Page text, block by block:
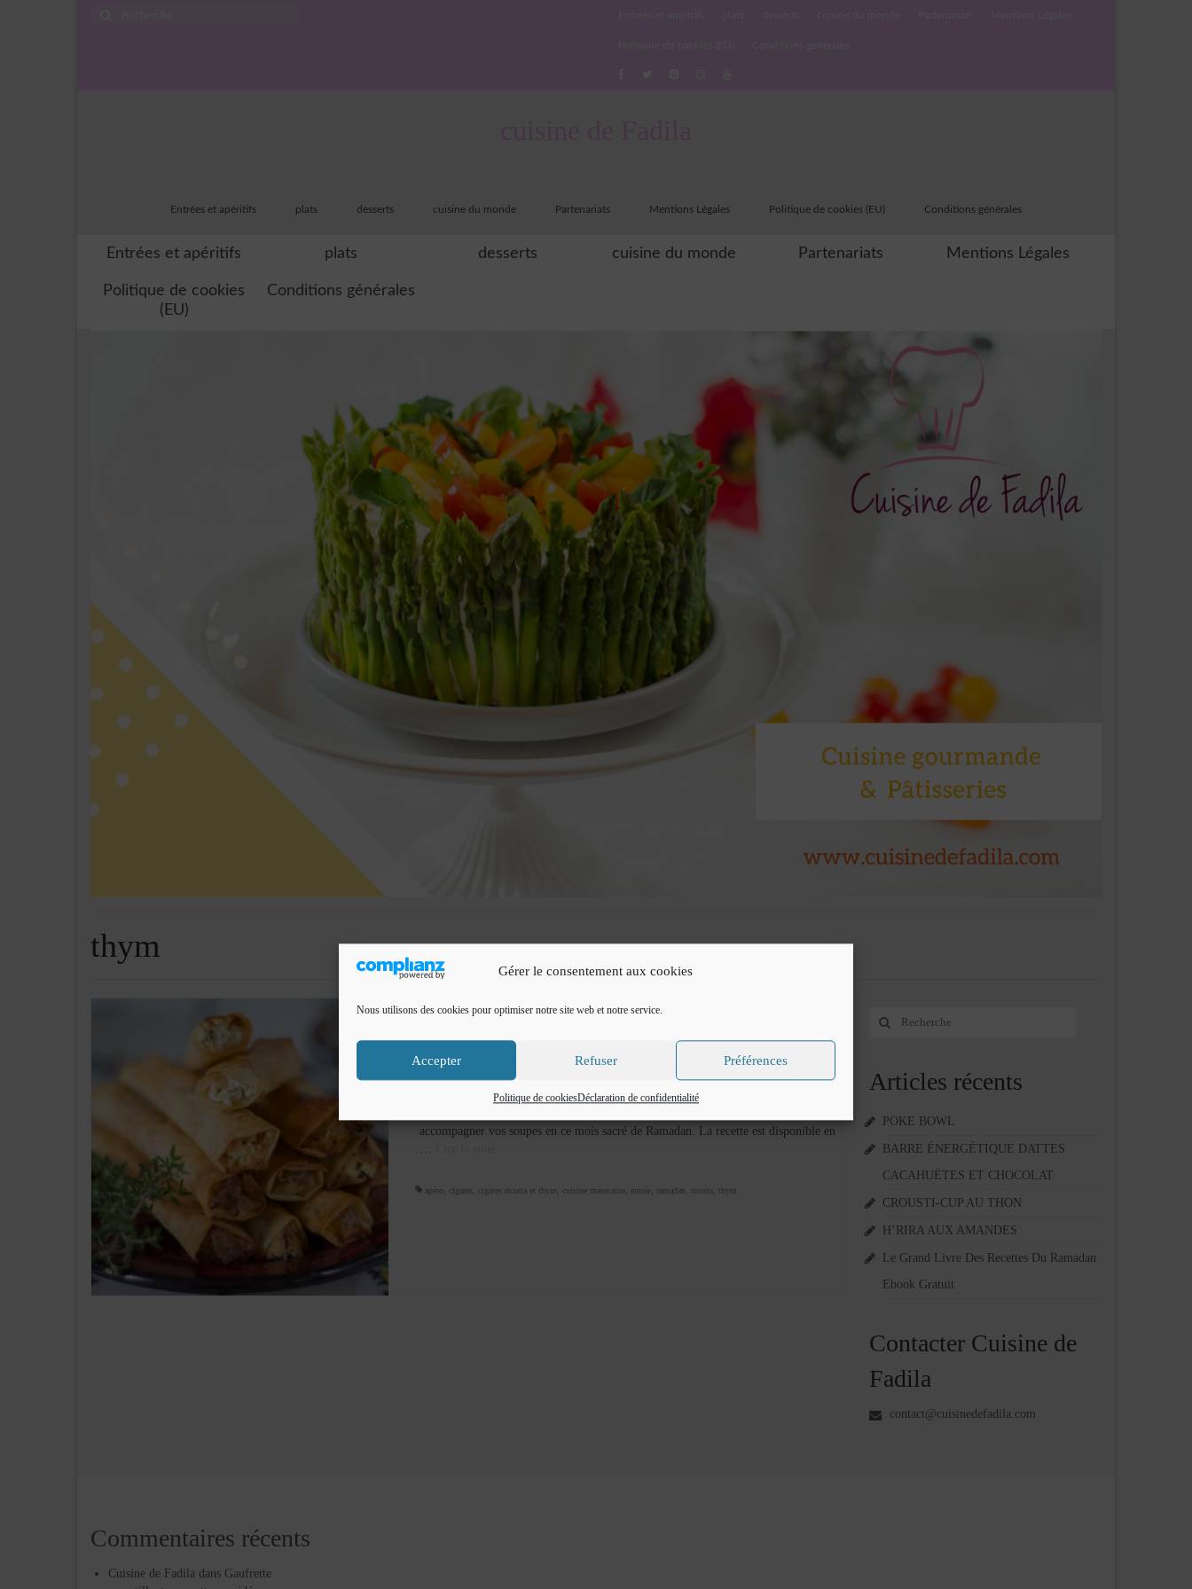
Gérer le consentement aux cookies
Nous utilisons des cookies pour optimiser notre site web et notre service.
Accepter Refuser Préférences
Politique de cookiesDéclaration de confidentialité
Entrées et apéritifs plats desserts cuisine du monde Partenariats Mentions Légales Politique de cookies (EU) Conditions générales
Entrées et apéritifs plats desserts cuisine du monde Partenariats Mentions Légales
Politique de cookies
(EU)
Conditions générales
thym
JUIN 2016
Cigares ricotta et thym
parCuisine de Fadila
Cigares ricotta et thym Bonsoir Je vous propose une recette facile, rapide et
accompagner vos soupes en ce mois sacré de Ramadan. La recette est disponible en
…
apéro , cigares, cigares ricotta et thym, cuisine marocaine, entrée, ramadan, ricotta, thym
Rechercher
Articles récents
POKE BOWL
BARRE ÉNERGÉTIQUE DATTES
CACAHUÈTES ET CHOCOLAT
CROUSTI-CUP AU THON
H’RIRA AUX AMANDES
Le Grand Livre Des Recettes Du Ramadan
Ebook Gratuit
Contacter Cuisine de
Fadila
contact@cuisinedefadila.com
Commentaires récents
Cuisine de Fadila dans Gaufrette